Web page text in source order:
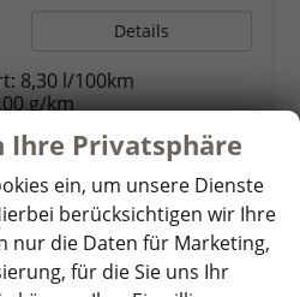
Details
8,30 l/100km
g/km
Privatsphäre
ein, um unsere Dienste
berücksichtigen wir Ihre
nur die Daten für Marketing,
für die Sie uns Ihr